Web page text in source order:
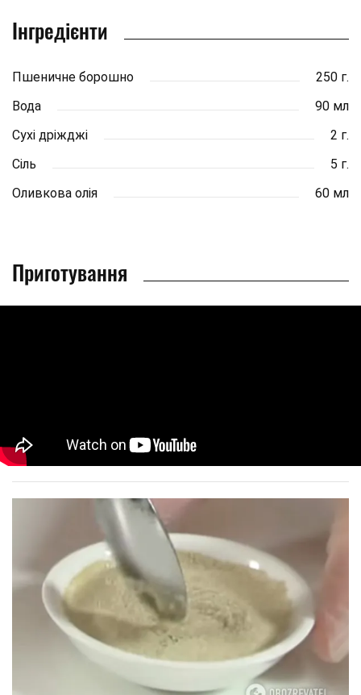
Інгредієнти
Пшеничне борошно
250 г.
Вода
90 мл
Сухі дріжджі
2 г.
Сіль
5 г.
Оливкова олія
60 мл
Приготування